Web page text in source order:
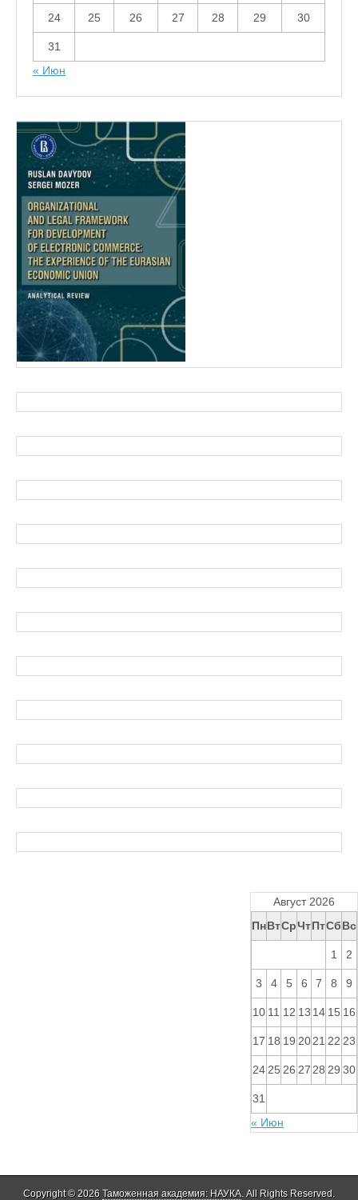
24 25 26 27 28 29 30
31
« Июн
Август 2026
ПнВтСрЧтПтСбВс
1 2
3 4 5 6 7 8 9
10 11 12 13 14 15 16
17 18 19 2021 22 23
2425 26 2728 29 30
31
« Июн
Copyright © 2026 Таможенная академия: НАУКА. All Rights Reserved.